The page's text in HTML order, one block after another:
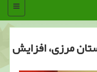
منو
قاچاق دام زنده از ۹ استان مرزی، افزایش